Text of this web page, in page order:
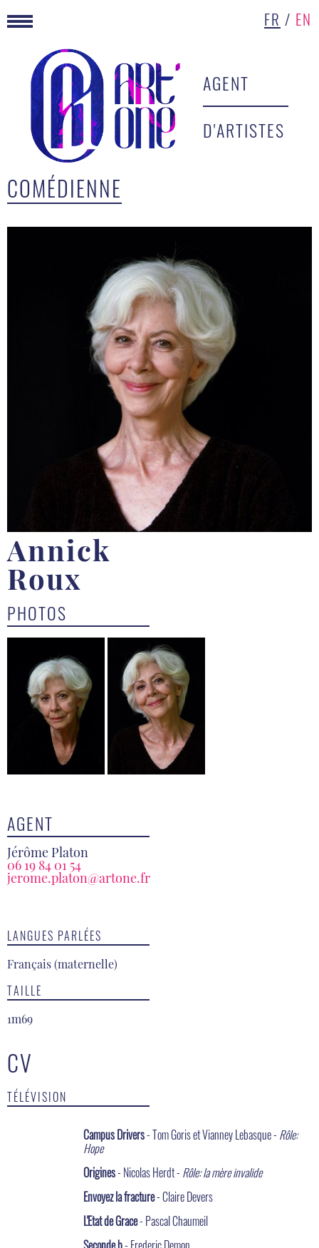
FR / EN
AGENT
D'ARTISTES
COMÉDIENNE
Annick
Roux
PHOTOS
AGENT
Jérôme Platon
06 19 84 01 54
jerome.platon@artone.fr
LANGUES PARLÉES
Français (maternelle)
TAILLE
1m69
CV
TÉLÉVISION
Campus Drivers- Tom Goris et Vianney Lebasque - Rôle:
Hope
Origines- Nicolas Herdt - Rôle: la mère invalide
Envoyez la fracture- Claire Devers
L'Etat de Grace- Pascal Chaumeil